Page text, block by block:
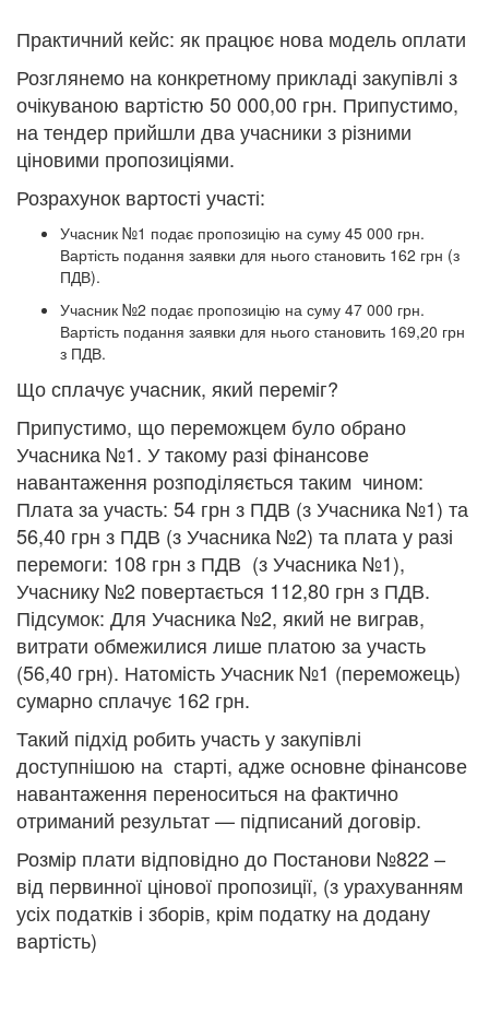
Практичний кейс: як працює нова модель оплати
Розглянемо на конкретному прикладі закупівлі з
очікуваною вартістю 50 000,00 грн. Припустимо,
на тендер прийшли два учасники з різними
ціновими пропозиціями.
Розрахунок вартості участі:
Учасник №1 подає пропозицію на суму 45 000 грн.
Вартість подання заявки для нього становить 162 грн (з
ПДВ).
Учасник №2 подає пропозицію на суму 47 000 грн.
Вартість подання заявки для нього становить 169,20 грн
з ПДВ.
Що сплачує учасник, який переміг?
Припустимо, що переможцем було обрано
Учасника №1. У такому разі фінансове
навантаження розподіляється таким чином:
Плата за участь: 54 грн з ПДВ (з Учасника №1) та
56,40 грн з ПДВ (з Учасника №2) та плата у разі
перемоги: 108 грн з ПДВ (з Учасника №1),
Учаснику №2 повертається 112,80 грн з ПДВ.
Підсумок: Для Учасника №2, який не виграв,
витрати обмежилися лише платою за участь
(56,40 грн). Натомість Учасник №1 (переможець)
сумарно сплачує 162 грн.
Такий підхід робить участь у закупівлі
доступнішою на старті, адже основне фінансове
навантаження переноситься на фактично
отриманий результат — підписаний договір.
Розмір плати відповідно до Постанови №822 –
від первинної цінової пропозиції, (з урахуванням
усіх податків і зборів, крім податку на додану
вартість)